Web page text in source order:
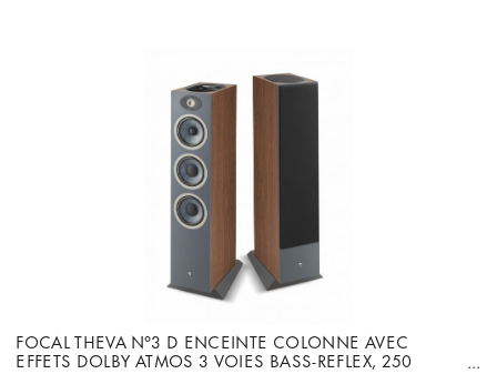
FOCAL THEVA N°3 D ENCEINTE COLONNE AVEC
EFFETS DOLBY ATMOS 3 VOIES BASS-REFLEX, 250